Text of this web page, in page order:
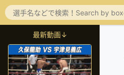
最新動画↓